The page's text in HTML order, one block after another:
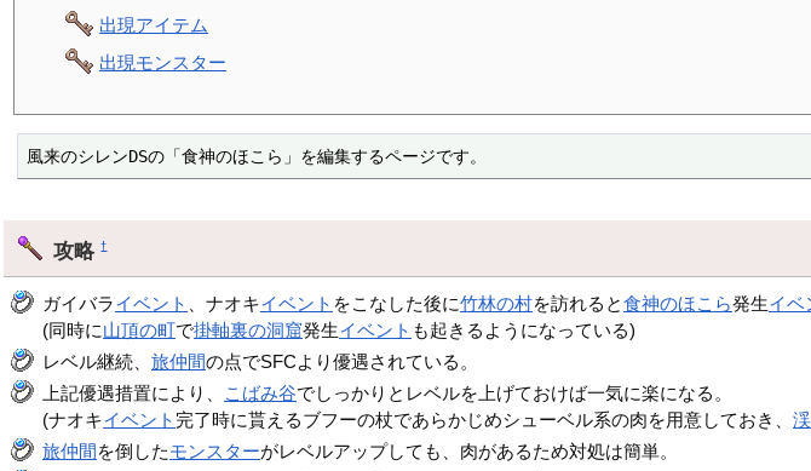
出現アイテム
出現モンスター
風来のシレンDSの「食神のほこら」を編集するページです。
攻略†
ガイバライベント 、ナオキイベント をこなした後に竹林の村を訪れると食神のほこら発生イベ
(同時に山頂の町で掛軸裏の洞窟発生イベント も起きるようになっている)
レベル継続、旅仲間の点でSFCより優遇されている。
上記優遇措置により、
こばみ谷でしっかりとレベルを上げておけば一気に楽になる。
(ナオキイベント 完了時に貰えるブフーの杖であらかじめシューベル系の肉を用意しておき、
旅仲間を倒したモンスターがレベルアップしても、肉があるため対処は簡単。